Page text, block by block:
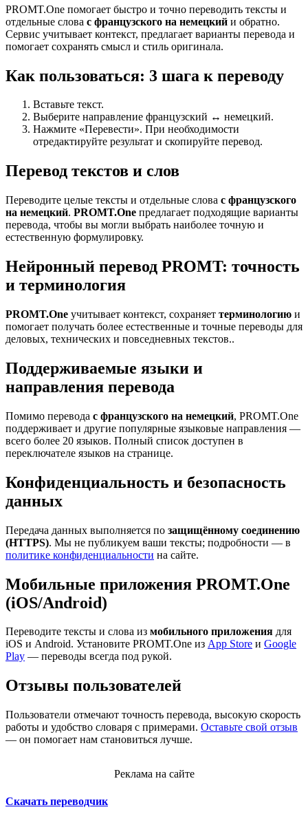
PROMT.One помогает быстро и точно переводить тексты и
отдельные слова с французского на немецкий и обратно.
Сервис учитывает контекст, предлагает варианты перевода и
помогает сохранять смысл и стиль оригинала.
Как пользоваться: 3 шага к переводу
Вставьте текст.
Выберите направление французский ↔ немецкий.
Нажмите «Перевести». При необходимости
отредактируйте результат и скопируйте перевод.
Перевод текстов и слов
Переводите целые тексты и отдельные слова с французского
на немецкий. PROMT.One предлагает подходящие варианты
перевода, чтобы вы могли выбрать наиболее точную и
естественную формулировку.
Нейронный перевод PROMT: точность
и терминология
PROMT.One учитывает контекст, сохраняет терминологию и
помогает получать более естественные и точные переводы для
деловых, технических и повседневных текстов..
Поддерживаемые языки и
направления перевода
Помимо перевода с французского на немецкий, PROMT.One
поддерживает и другие популярные языковые направления —
всего более 20 языков. Полный список доступен в
переключателе языков на странице.
Конфиденциальность и безопасность
данных
Передача данных выполняется по защищённому соединению
(HTTPS). Мы не публикуем ваши тексты; подробности — в
политике конфиденциальности на сайте.
Мобильные приложения PROMT.One
(iOS/Android)
Переводите тексты и слова из мобильного приложения для
iOS и Android. Установите PROMT.One из App Store и Google
Play — переводы всегда под рукой.
Отзывы пользователей
Пользователи отмечают точность перевода, высокую скорость
работы и удобство словаря с примерами. Оставьте свой отзыв
— он помогает нам становиться лучше.
Реклама на сайте
Скачать переводчик